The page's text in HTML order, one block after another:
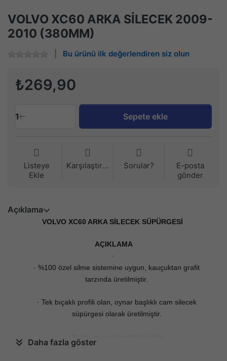
VOLVO XC60 ARKA SİLECEK 2009-
2010 (380MM)
Bu ürünü ilk değerlendiren siz olun
₺269,90
1 Sepete ekle
Listeye
Ekle
Karşılaştırma Sorular?
E-posta
gönder
Açıklama
VOLVO XC60 ARKA SİLECEK SÜPÜRGESİ
AÇIKLAMA
·
· %100 özel silme sistemine uygun, kauçuktan grafit
tarzında üretilmiştir.
· Tek bıçaklı profili olan, oynar başlıklı cam silecek
süpürgesi olarak üretilmiştir.
Daha fazla göster